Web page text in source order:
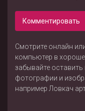
Комментировать
Смотрите онлайн
компьютер в
забывайте
фотографии и
например Ловкач